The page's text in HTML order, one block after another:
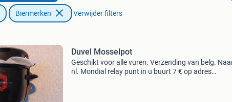
Biermerken Verwijder filters
Duvel Mosselpot
Geschikt voor alle vuren. Verzending van belg.
nl. Mondial relay punt in u buurt 7 € op adres